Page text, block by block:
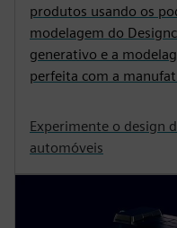
produtos usando os
modelagem do
generativo e a
perfeita com a
Experimente o design
automóveis